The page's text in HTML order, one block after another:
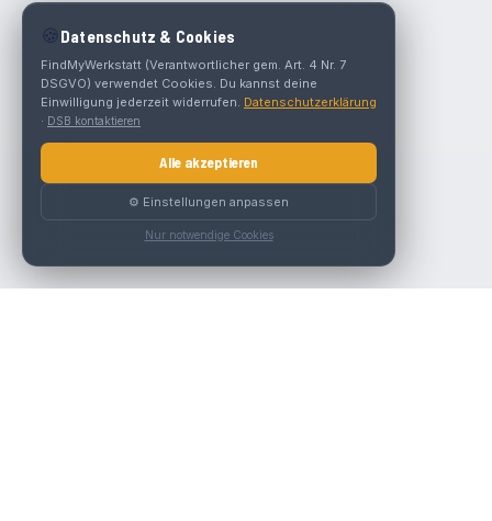
🍪 Datenschutz & Cookies
FindMyWerkstatt (Verantwortlicher gem. Art. 4 Nr. 7
DSGVO) verwendet Cookies. Du kannst deine
Einwilligung jederzeit widerrufen. Datenschutzerklärung
· DSB kontaktieren
Alle akzeptieren
⚙️ Einstellungen anpassen
Nur notwendige Cookies